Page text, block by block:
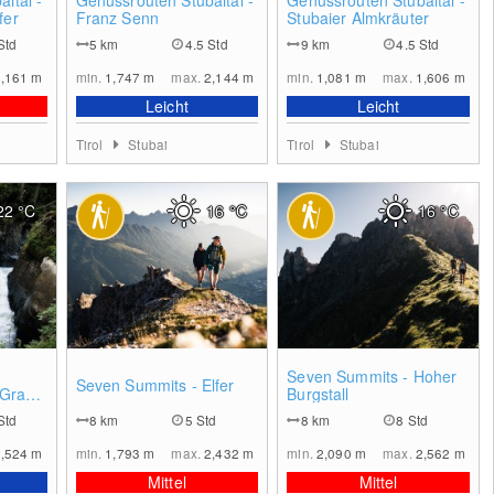
m
Franz Senn
5km
4.5 Std
min. 1,747m max.2,144 m
Leicht
Tirol Stubai
Stubaier Almkräuter
9 km
4.5 Std
min. 1,081 m max. 1,606 m
Leicht
Tirol Stubai
m
°C
Seven Summits - Elfer
8km
5 Std
min. 1,793m max.2,432 m
Mittel
16°C
Seven Summits - Hoher
Burgstall
8 km
8 Std
min. 2,090 m max. 2,562 m
Mittel
16°C